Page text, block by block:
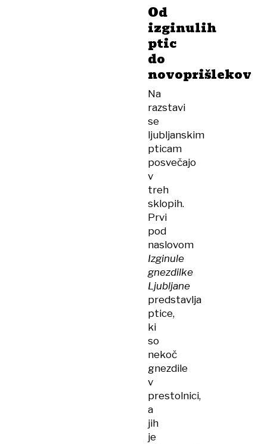
Od
izginulih
ptic
do
novoprišlekov
Na
razstavi
se
ljubljanskim
pticam
posvečajo
v
treh
sklopih.
Prvi
pod
naslovom
Izginule
gnezdilke
Ljubljane
predstavlja
ptice,
ki
so
nekoč
gnezdile
v
prestolnici,
a
jih
je